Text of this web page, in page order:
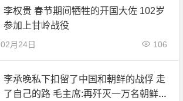
李权贵 春节期间牺牲的开国大佐 102岁
参加上甘岭战役
02月24日 106
李承晚私下扣留了中国和朝鲜的战俘 走
了自己的路 毛主席:再歼灭一万名朝鲜